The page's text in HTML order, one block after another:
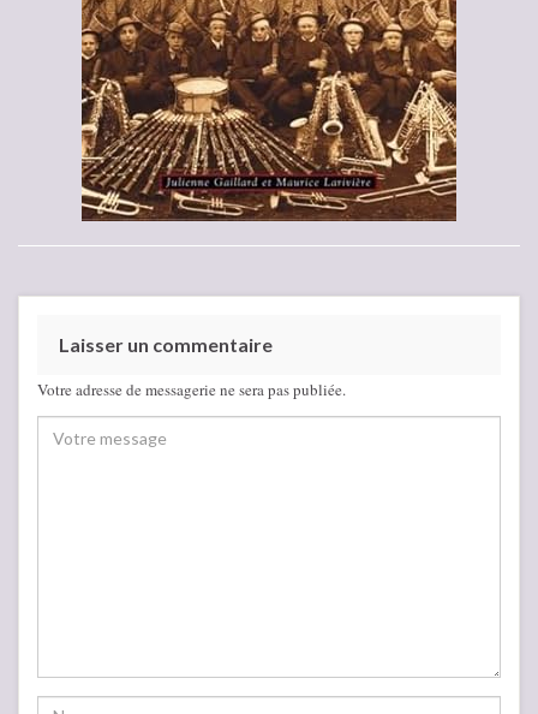
Laisser un commentaire
Votre adresse de messagerie ne sera pas publiée.